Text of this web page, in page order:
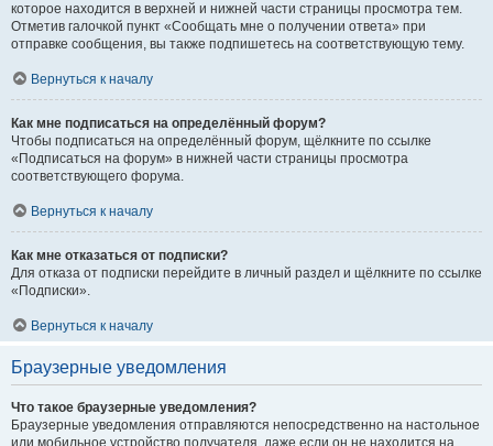
которое находится в верхней и нижней части страницы просмотра тем.
Отметив галочкой пункт «Сообщать мне о получении ответа» при
отправке сообщения, вы также подпишетесь на соответствующую тему.
Вернуться к началу
Как мне подписаться на определённый форум?
Чтобы подписаться на определённый форум, щёлкните по ссылке
«Подписаться на форум» в нижней части страницы просмотра
соответствующего форума.
Вернуться к началу
Как мне отказаться от подписки?
Для отказа от подписки перейдите в личный раздел и щёлкните по ссылке
«Подписки».
Вернуться к началу
Браузерные уведомления
Что такое браузерные уведомления?
Браузерные уведомления отправляются непосредственно на настольное
или мобильное устройство получателя, даже если он не находится на